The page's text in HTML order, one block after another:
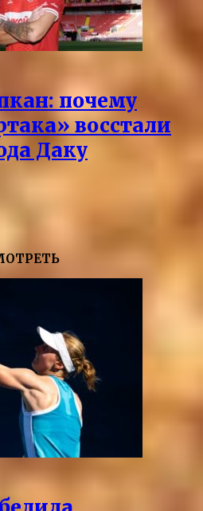
почему
восстали
Даку